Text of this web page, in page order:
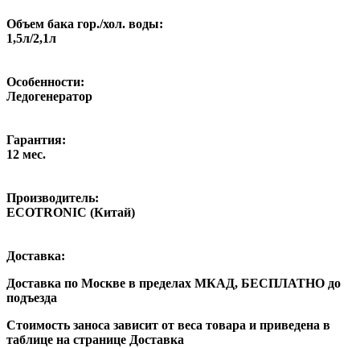
Объем бака гор./хол. воды:
1,5л/2,1л
Особенности:
Ледогенератор
Гарантия:
12 мес.
Производитель:
ECOTRONIC (Китай)
Доставка:
Доставка по Москве в пределах МКАД, БЕСПЛАТНО до
подъезда
Стоимость заноса зависит от веса товара и приведена в
таблице на странице Доставка